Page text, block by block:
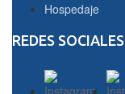
Hospedaje
REDES SOCIALES